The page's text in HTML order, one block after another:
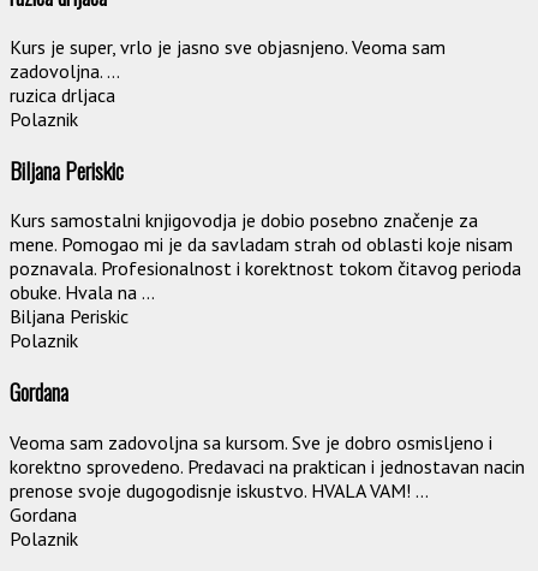
Kurs je super, vrlo je jasno sve objasnjeno. Veoma sam
zadovoljna. ...
ruzica drljaca
Polaznik
Biljana Periskic
Kurs samostalni knjigovodja je dobio posebno značenje za
mene. Pomogao mi je da savladam strah od oblasti koje nisam
poznavala. Profesionalnost i korektnost tokom čitavog perioda
obuke. Hvala na ...
Biljana Periskic
Polaznik
Gordana
Veoma sam zadovoljna sa kursom. Sve je dobro osmisljeno i
korektno sprovedeno. Predavaci na praktican i jednostavan nacin
prenose svoje dugogodisnje iskustvo. HVALA VAM! ...
Gordana
Polaznik